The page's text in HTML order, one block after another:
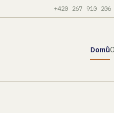
+420 267 910 206
Domů